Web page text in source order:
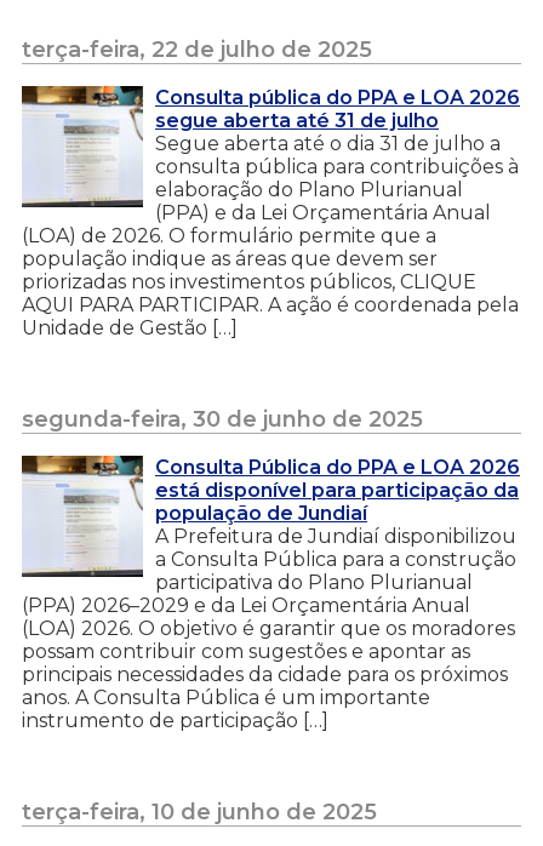
terça-feira, 22 de julho de 2025
Consulta pública do PPA e LOA 2026
segue aberta até 31 de julho
Segue aberta até o dia 31 de julho a
consulta pública para contribuições à
elaboração do Plano Plurianual
(PPA) e da Lei Orçamentária Anual
(LOA) de 2026. O formulário permite que a
população indique as áreas que devem ser
priorizadas nos investimentos públicos, CLIQUE
AQUI PARA PARTICIPAR. A ação é coordenada pela
Unidade de Gestão […]
segunda-feira, 30 de junho de 2025
Consulta Pública do PPA e LOA 2026
está disponível para participação da
população de Jundiaí
A Prefeitura de Jundiaí disponibilizou
a Consulta Pública para a construção
participativa do Plano Plurianual
(PPA) 2026–2029 e da Lei Orçamentária Anual
(LOA) 2026. O objetivo é garantir que os moradores
possam contribuir com sugestões e apontar as
principais necessidades da cidade para os próximos
anos. A Consulta Pública é um importante
instrumento de participação […]
terça-feira, 10 de junho de 2025